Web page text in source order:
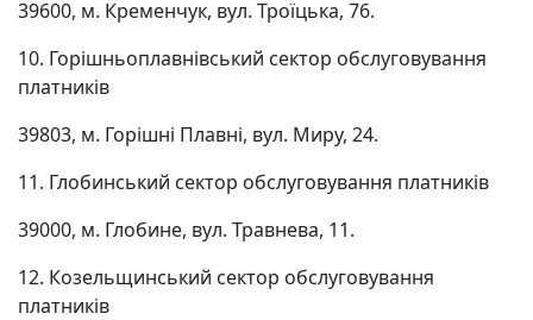
39600, м. Кременчук, вул. Троїцька, 76.
10. Горішньоплавнівський сектор обслуговування
платників
39803, м. Горішні Плавні, вул. Миру, 24.
11. Глобинський сектор обслуговування платників
39000, м. Глобине, вул. Травнева, 11.
12. Козельщинський сектор обслуговування
платників